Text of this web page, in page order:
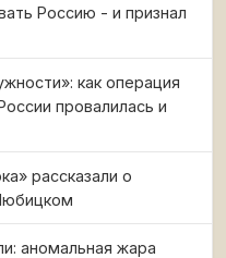
Россию - и признал
как операция
провалилась и
рассказали о
аномальная жара